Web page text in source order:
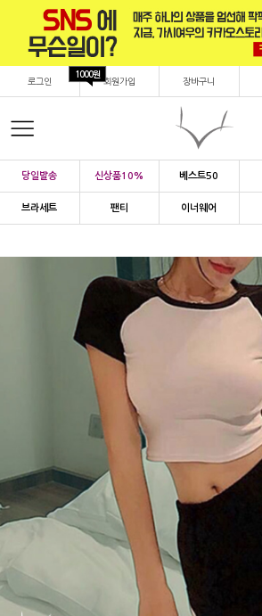
로그인 회원가입
1000원
장바구니
당일발송 신상품10% 베스트50
브라세트 팬티 이너웨어